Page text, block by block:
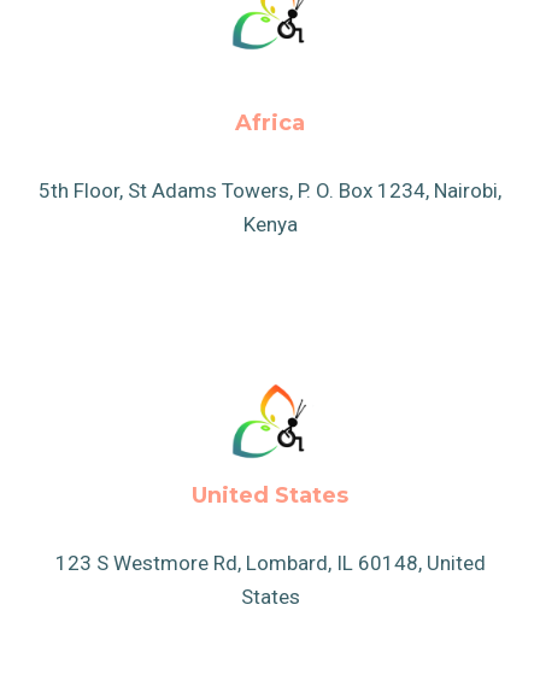
Africa
5th Floor, St Adams Towers, P. O. Box 1234, Nairobi,
Kenya
United States
123 S Westmore Rd, Lombard, IL 60148, United
States